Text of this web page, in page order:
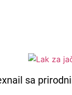
sa